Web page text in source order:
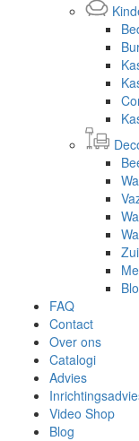
FAQ
Contact
Over ons
Catalogi
Advies
Video Shop
Blog